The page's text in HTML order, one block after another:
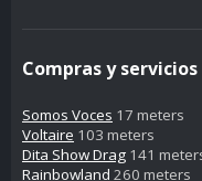
Compras y
Somos Voces 17 meters
Voltaire 103 meters
Dita Show Drag 141
Rainbowland 260 meters